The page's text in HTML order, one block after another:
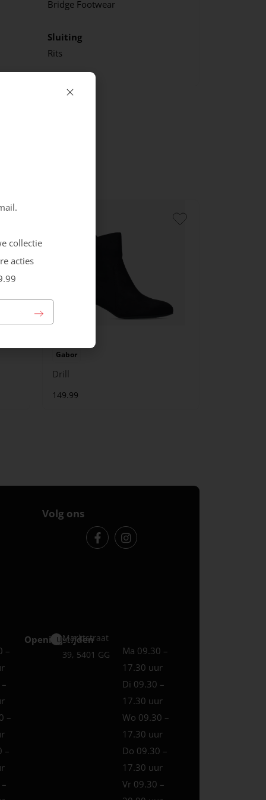
Bridge Footwear
Sluiting
Rits
Gabor
Drill
149.99
Volg ons
–
–
–
Openingstijden
Uden
Marktstraat
39, 5401 GG
Ma 09.30 –
17.30 uur
Di 09.30 –
17.30 uur
Wo 09.30 –
17.30 uur
Do 09.30 –
17.30 uur
Vr 09.30 –
collectie
acties